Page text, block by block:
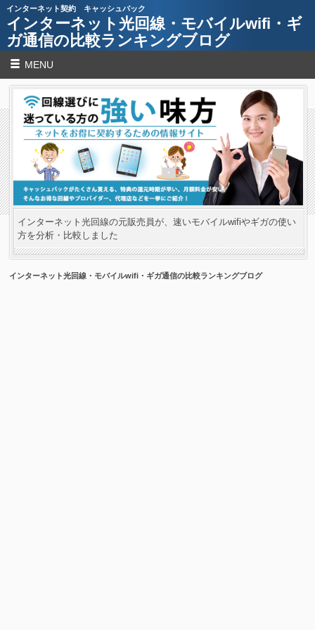
インターネット契約 キャッシュバック
インターネット光回線・モバイルwifi・ギ
ガ通信の比較ランキングブログ
MENU
インターネット光回線の元販売員が、速いモバイルwifiやギガの使い
方を分析・比較しました
インターネット光回線・モバイルwifi・ギガ通信の比較ランキングブログ